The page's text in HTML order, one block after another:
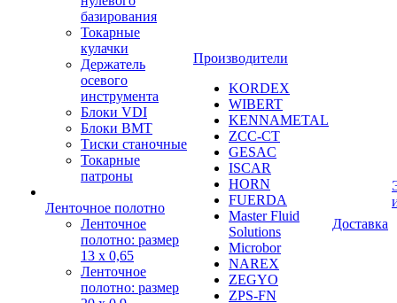
базирования
Токарные
кулачки
Держатель
осевого
инструмента
Блоки VDI
Блоки BMT
Тиски станочные
Токарные
патроны
Ленточное полотно
Ленточное
полотно: размер
13 х 0,65
Ленточное
полотно: размер
Производители
KORDEX
WIBERT
KENNAMETAL
ZCC-CT
GESAC
ISCAR
HORN
FUERDA
Master Fluid
Solutions
Microbor
NAREX
ZEGYO
ZPS-FN
Доставка